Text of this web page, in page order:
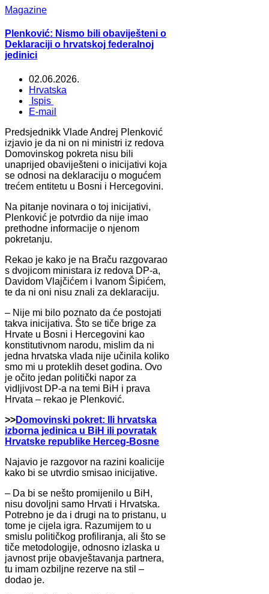
Magazine
Plenković: Nismo bili obaviješteni o
Deklaraciji o hrvatskoj federalnoj
jedinici
02.06.2026.
Hrvatska
Ispis
E-mail
Predsjednikk Vlade Andrej Plenković
izjavio je da ni on ni ministri iz redova
Domovinskog pokreta nisu bili
unaprijed obaviješteni o inicijativi koja
se odnosi na deklaraciju o mogućem
trećem entitetu u Bosni i Hercegovini.
Na pitanje novinara o toj inicijativi,
Plenković je potvrdio da nije imao
prethodne informacije o njenom
pokretanju.
Rekao je kako je na Braču razgovarao
s dvojicom ministara iz redova DP-a,
Davidom Vlajčićem i Ivanom Šipićem,
te da ni oni nisu znali za deklaraciju.
– Nije mi bilo poznato da će postojati
takva inicijativa. Što se tiče brige za
Hrvate u Bosni i Hercegovini kao
konstitutivnom narodu, mislim da ni
jedna hrvatska vlada nije učinila koliko
smo mi u proteklih deset godina. Ovo
je očito jedan politički napor za
vidljivost DP-a na temi BiH i prava
Hrvata – rekao je Plenković.
>>Domovinski pokret: Ili hrvatska
izborna jedinica u BiH ili povratak
Hrvatske republike Herceg-Bosne
Najavio je razgovor na razini koalicije
kako bi se utvrdio smisao inicijative.
– Da bi se nešto promijenilo u BiH,
nisu dovoljni samo Hrvati i Hrvatska.
Potrebno je da i drugi na to pristanu, u
tome je cijela igra. Razumijem to u
smislu političkog profiliranja, ali što se
tiče metodologije, odnosno izlaska u
javnost prije obavještavanja partnera,
tu imam ozbiljne rezerve na stil –
dodao je.